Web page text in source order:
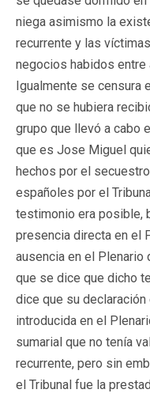
niega asimismo la
recurrente y las
negocios habidos entre
Igualmente se censura
que no se hubiera
grupo que llevó a cabo
que es Jose Miguel
hechos por el
españoles por el
testimonio era posible,
presencia directa en el
ausencia en el
que se dice que dicho
dice que su
introducida en el
sumarial que no tenía
recurrente, pero sin
el Tribunal fue la